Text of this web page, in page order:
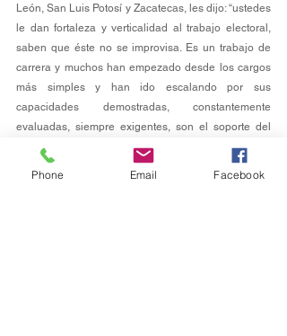
León, San Luis Potosí y Zacatecas, les dijo: “ustedes
le dan fortaleza y verticalidad al trabajo electoral,
saben que éste no se improvisa. Es un trabajo de
carrera y muchos han empezado desde los cargos
más simples y han ido escalando por sus
capacidades demostradas, constantemente
evaluadas, siempre exigentes, son el soporte del
INE”.
Phone Email Facebook